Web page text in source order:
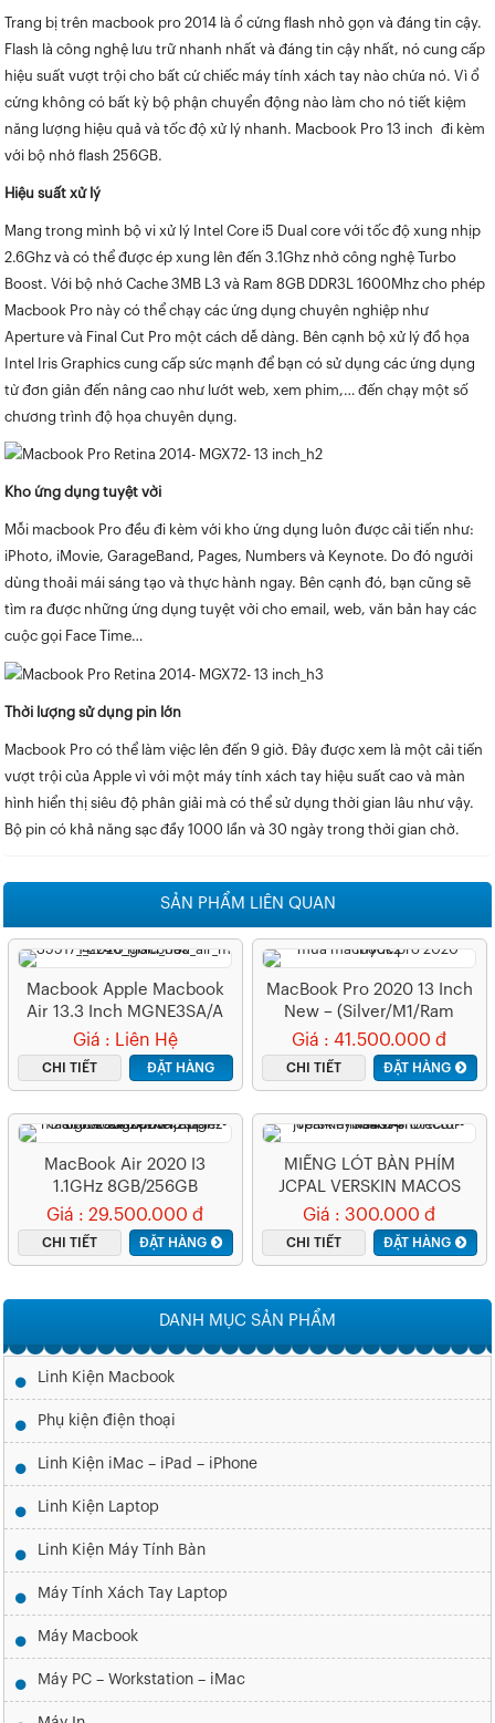
Trang bị trên macbook pro 2014 là ổ cứng flash nhỏ gọn và đáng tin cậy.
Flash là công nghệ lưu trữ nhanh nhất và đáng tin cậy nhất, nó cung cấp
hiệu suất vượt trội cho bất cứ chiếc máy tính xách tay nào chứa nó. Vì ổ
cứng không có bất kỳ bộ phận chuyển động nào làm cho nó tiết kiệm
năng lượng hiệu quả và tốc độ xử lý nhanh. Macbook Pro 13 inch đi kèm
với bộ nhớ flash 256GB.
Hiệu suất xử lý
Mang trong mình bộ vi xử lý Intel Core i5 Dual core với tốc độ xung nhịp
2.6Ghz và có thể được ép xung lên đến 3.1Ghz nhờ công nghệ Turbo
Boost. Với bộ nhớ Cache 3MB L3 và Ram 8GB DDR3L 1600Mhz cho phép
Macbook Pro này có thể chạy các ứng dụng chuyên nghiệp như
Aperture và Final Cut Pro một cách dễ dàng. Bên cạnh bộ xử lý đồ họa
Intel Iris Graphics cung cấp sức mạnh để bạn có sử dụng các ứng dụng
từ đơn giản đến nâng cao như lướt web, xem phim,… đến chạy một số
chương trình độ họa chuyên dụng.
Kho ứng dụng tuyệt vời
Mỗi macbook Pro đều đi kèm với kho ứng dụng luôn được cải tiến như:
iPhoto, iMovie, GarageBand, Pages, Numbers và Keynote. Do đó người
dùng thoải mái sáng tạo và thực hành ngay. Bên cạnh đó, bạn cũng sẽ
tìm ra được những ứng dụng tuyệt vời cho email, web, văn bản hay các
cuộc gọi Face Time…
Thời lượng sử dụng pin lớn
Macbook Pro có thể làm việc lên đến 9 giờ. Đây được xem là một cải tiến
vượt trội của Apple vì với một máy tính xách tay hiệu suất cao và màn
hình hiển thị siêu độ phân giải mà có thể sử dụng thời gian lâu như vậy.
Bộ pin có khả năng sạc đầy 1000 lần và 30 ngày trong thời gian chờ.
SẢN PHẨM LIÊN QUAN
Macbook Apple Macbook
Air 13.3 Inch MGNE3SA/A
Gold
Giá : Liên Hệ
CHI TIẾT ĐẶT HÀNG
MacBook Pro 2020 13 Inch
New – (Silver/M1/Ram
8GB/SSD 512GB)
Giá : 41.500.000 đ
CHI TIẾT ĐẶT HÀNG
MacBook Air 2020 I3
1.1GHz 8GB/256GB
(MWTJ2SA/A)
Giá : 29.500.000 đ
CHI TIẾT ĐẶT HÀNG
MIẾNG LÓT BÀN PHÍM
JCPAL VERSKIN MACOS
SHORTCUT KEYBOARD
PROTECTOR MACBOOK AIR
13 WITH RETINA 2018-2019
Giá : 300.000 đ
CHI TIẾT ĐẶT HÀNG
DANH MỤC SẢN PHẨM
Linh Kiện Macbook
Phụ kiện điện thoại
Linh Kiện iMac – iPad – iPhone
Linh Kiện Laptop
Linh Kiện Máy Tính Bàn
Máy Tính Xách Tay Laptop
Máy Macbook
Máy PC – Workstation – iMac